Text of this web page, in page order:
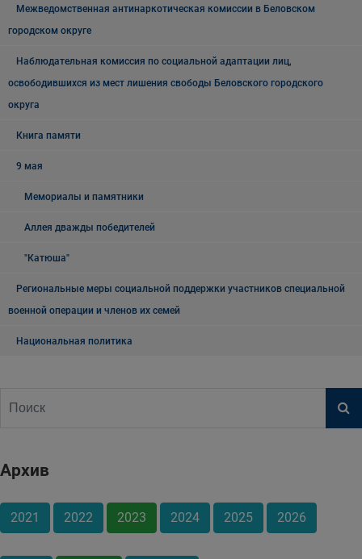
Межведомственная антинаркотическая комиссии в Беловском
городском округе
Наблюдательная комиссия по социальной адаптации лиц,
освободившихся из мест лишения свободы Беловского городского
округа
Книга памяти
9 мая
Мемориалы и памятники
Аллея дважды победителей
"Катюша"
Региональные меры социальной поддержки участников специальной
военной операции и членов их семей
Национальная политика
Архив
2021 2022 2023 2024 2025 2026